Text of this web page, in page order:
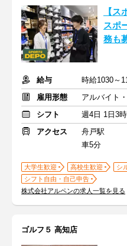
【ス
スポ
務も
給与
時給1030～
雇用形態
アルバイト
シフト
週4日 1日3
アクセス
舟戸駅
車5分
大学生歓迎 高校生歓迎 シ
シフト自由・自己申告
株式会社アルペンの求人一覧を見る
ゴルフ５ 高知店